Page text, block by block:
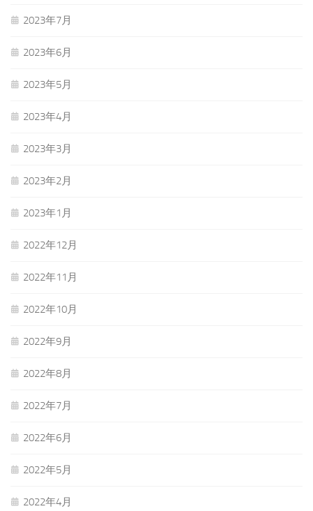
2023年7月
2023年6月
2023年5月
2023年4月
2023年3月
2023年2月
2023年1月
2022年12月
2022年11月
2022年10月
2022年9月
2022年8月
2022年7月
2022年6月
2022年5月
2022年4月